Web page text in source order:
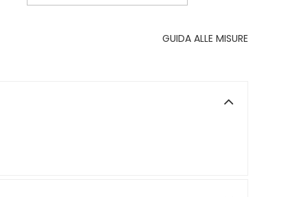
GUIDA ALLE MISURE